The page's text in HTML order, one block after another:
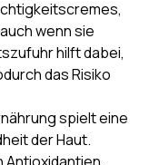
,
wenn sie
hilft dabei,
das Risiko
spielt eine
der Haut.
Antioxidantien,